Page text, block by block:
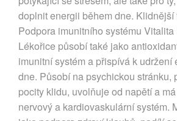
doplnit energii během dne. Klidnější
Podpora imunitního systému
Lékořice působí také jako
imunitní systém a přispívá k udržení
dne. Působí na psychickou stránku,
pocity klidu, uvolňuje od napětí a
nervový a kardiovaskulární systém.